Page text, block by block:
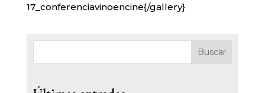
17_conferenciavinoencine{/gallery}
Buscar